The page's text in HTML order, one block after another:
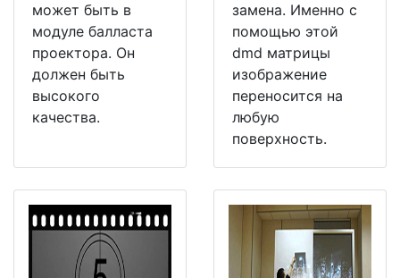
может быть в
модуле балласта
проектора. Он
должен быть
высокого
качества.
замена. Именно с
помощью этой
dmd матрицы
изображение
переносится на
любую
поверхность.